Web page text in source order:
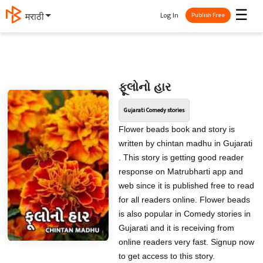
मराठी ☰
Log In Publish Free
ફૂલોનો હાર
Gujarati Comedy stories
Flower beads book and story is
written by chintan madhu in Gujarati
. This story is getting good reader
response on Matrubharti app and
web since it is published free to read
for all readers online. Flower beads
is also popular in Comedy stories in
Gujarati and it is receiving from
online readers very fast. Signup now
to get access to this story.